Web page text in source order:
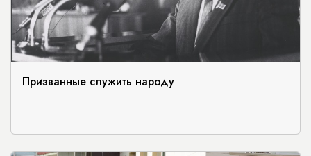
Призванные служить народу